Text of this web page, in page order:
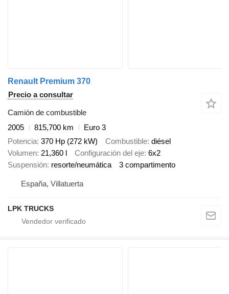
Renault Premium 370
Precio a consultar
Camión de combustible
2005
815,700 km
Euro 3
Potencia 370 Hp (272 kW) Combustible diésel
Volumen 21,360 l Configuración del eje 6x2
Suspensión resorte/neumática 3 compartimento
España, Villatuerta
LPK TRUCKS